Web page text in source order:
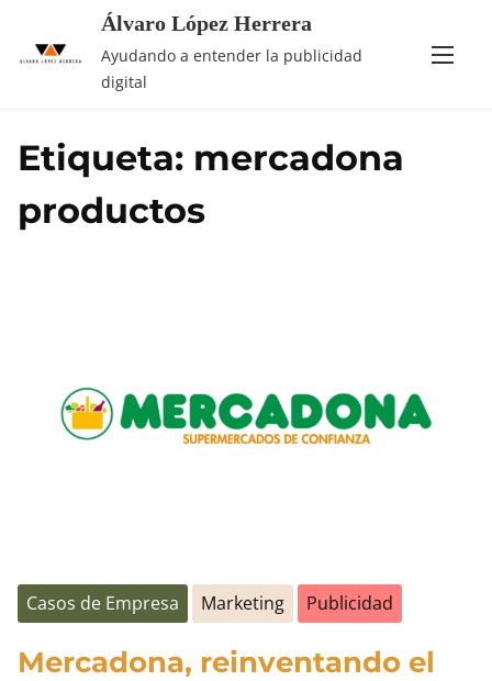
Álvaro López Herrera
Ayudando a entender la publicidad
digital
Etiqueta: mercadona
productos
Casos de Empresa Marketing Publicidad
Mercadona, reinventando el